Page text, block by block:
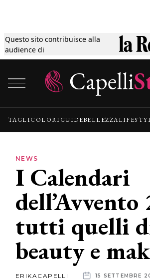
Questo sito contribuisce alla
audience di
Tagli
Colori
Guide
Lifestyle
News
News
TAGLICOLORI GUIDEBELLEZZA
NEWS
I Calendari
dell’Avvento
tutti quelli
beauty e
ERIKACAPELLI 15 SETTEMBRE